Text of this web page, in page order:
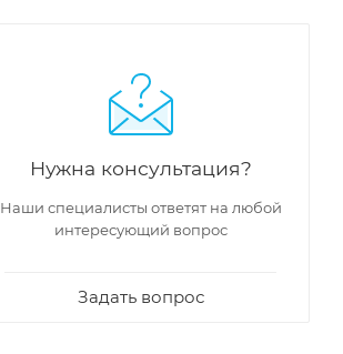
Нужна консультация?
Наши специалисты ответят на любой
интересующий вопрос
Задать вопрос